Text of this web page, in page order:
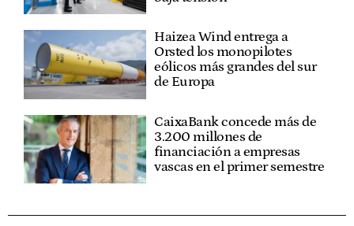
Haizea Wind entrega a
Orsted los monopilotes
eólicos más grandes del sur
de Europa
CaixaBank concede más de
3.200 millones de
financiación a empresas
vascas en el primer semestre